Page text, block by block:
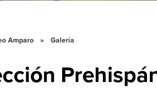
Amparo Galería